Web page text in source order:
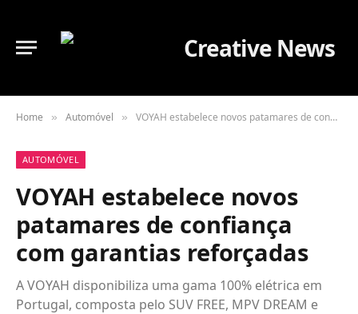
Home » Automóvel » VOYAH estabelece novos patamares de confiança com garantias reforçadas
AUTOMÓVEL
VOYAH estabelece novos
patamares de confiança
com garantias reforçadas
A VOYAH disponibiliza uma gama 100% elétrica em
Portugal, composta pelo SUV FREE, MPV DREAM e